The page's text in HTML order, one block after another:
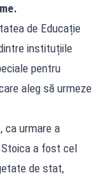
de Educație
instituțiile
pentru
aleg să urmeze
ca urmare a
a fost cel
de stat,